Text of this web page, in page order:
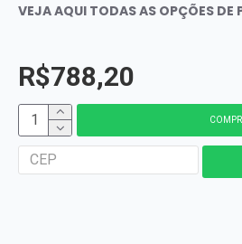
VEJA AQUI TODAS AS OPÇÕES DE
R$788,20